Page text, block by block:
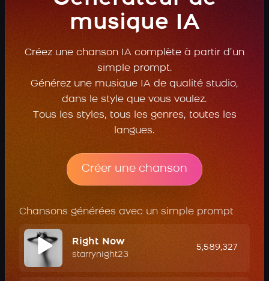
musique IA
Créez une chanson IA complète à partir d’un
simple prompt.
Générez une musique IA de qualité studio,
dans le style que vous voulez.
Tous les styles, tous les genres, toutes les
langues.
Créer une chanson
Chansons générées avec un simple prompt
Right Now
starrynight23
5,589,327